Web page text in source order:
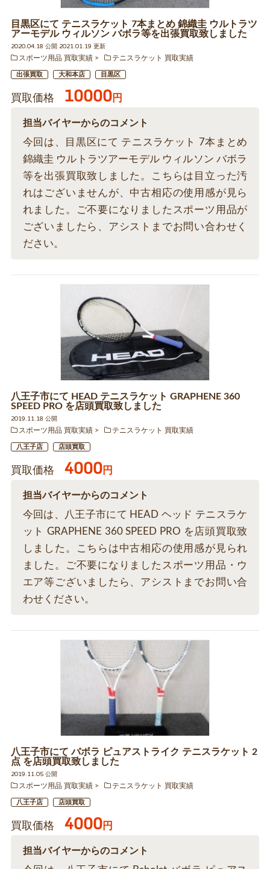
目黒区にて テニスラケット 7本まとめ 錦織圭 ウルトラツ
アーモデル ウィルソン バボラ等を出張買取致しました
2020.04.18 公開 2021.01.19 更新
スポーツ用品 買取実績
テニスラケット 買取実績
出張買取 大和本店 目黒区
買取価格 10000円
担当バイヤーからのコメント
今回は、目黒区にて テニスラケット 7本まとめ
錦織圭 ウルトラツアーモデル ウィルソン バボラ
等を出張買取致しました。こちらは目立った汚
れはございませんが、中古相応の使用感が見ら
れました。ご不要になりましたスポーツ用品が
ございましたら、アシストまでお問い合わせく
ださい。
八王子市にて HEAD テニスラケット GRAPHENE 360
SPEED PRO を店頭買取致しました
2019.11.18 公開
スポーツ用品 買取実績
テニスラケット 買取実績
八王子店 店頭買取
買取価格 4000円
担当バイヤーからのコメント
今回は、八王子市にて HEAD ヘッド テニスラケ
ット GRAPHENE 360 SPEED PRO を店頭買取致
しました。こちらは中古相応の使用感が見られ
ました。ご不要になりましたスポーツ用品・ウ
エア等ございましたら、アシストまでお問い合
わせください。
八王子市にて バボラ ピュアストライク テニスラケット 2
点 を店頭買取致しました
2019.11.05 公開
スポーツ用品 買取実績
テニスラケット 買取実績
八王子店 店頭買取
買取価格 4000円
担当バイヤーからのコメント